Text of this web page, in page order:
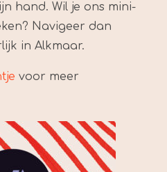
hand. Wil je ons mini-
Navigeer dan
in Alkmaar.
voor meer